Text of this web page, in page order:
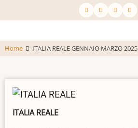
al
principale
Home ITALIA REALE GENNAIO MARZO 2025
ITALIA REALE